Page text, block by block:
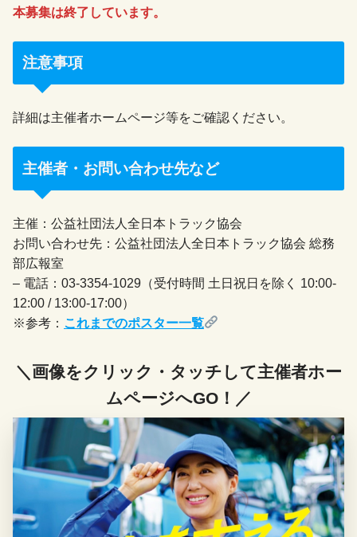
本募集は終了しています。
注意事項
詳細は主催者ホームページ等をご確認ください。
主催者・お問い合わせ先など
主催：公益社団法人全日本トラック協会
お問い合わせ先：公益社団法人全日本トラック協会 総務
部広報室
– 電話：03-3354-1029（受付時間 土日祝日を除く 10:00-
12:00 / 13:00-17:00）
※参考： これまでのポスター一覧
＼画像をクリック・タッチして主催者ホー
ムページへGO！／